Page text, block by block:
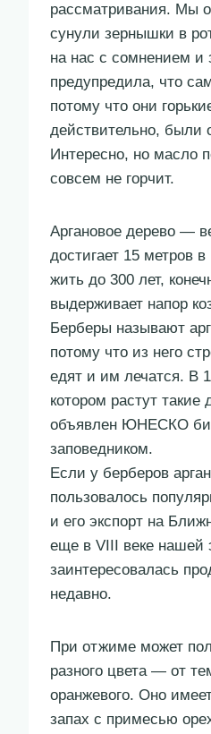
рассматривания. Мы
сунули зернышки в
на нас с сомнением и
предупредила, что
потому что они
действительно, были
Интересно, но масло
совсем не горчит.
Аргановое дерево —
достигает 15 метров
жить до 300 лет,
выдерживает напор
Берберы называют
потому что из него
едят и им лечатся. В
котором растут такие
объявлен ЮНЕСКО
заповедником.
Если у берберов
пользовалось
и его экспорт на
еще в VIII веке нашей
заинтересовалась
недавно.
При отжиме может
разного цвета — от
оранжевого. Оно
запах с примесью